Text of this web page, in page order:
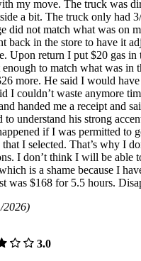
my move. The truck was
a bit. The truck only had
did not match what was on
back in the store to have it
Upon return I put $20 gas
enough to match what was in
more. He said I would
I couldn’t waste anymore
handed me a receipt and
to understand his strong
if I was permitted to
I selected. That’s why I
I don’t think I will be able
is a shame because I
was $168 for 5.5 hours.
2026)
3.0